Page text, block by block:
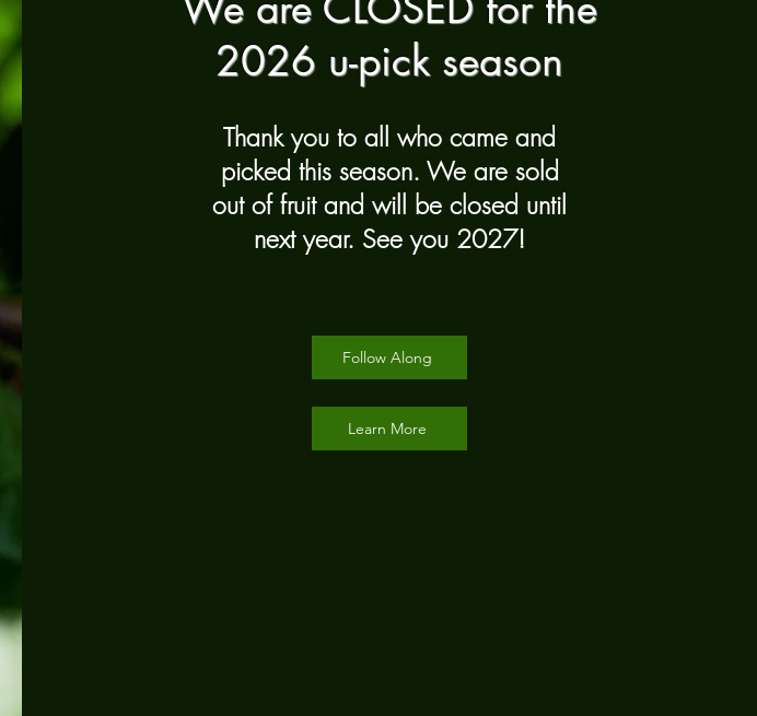
2026 u-pick season
Thank you to all who came and
picked this season. We are sold
out of fruit and will be closed until
next year. See you 2027!
Follow Along
Learn More